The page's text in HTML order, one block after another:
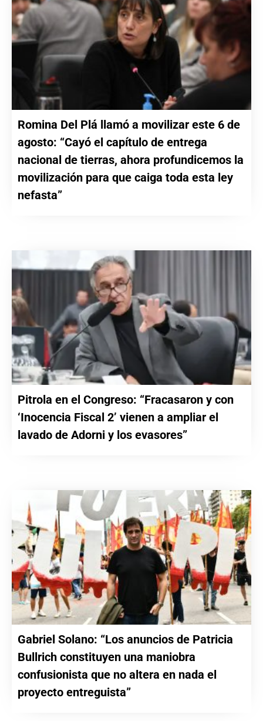
Romina Del Plá llamó a movilizar este 6 de
agosto: “Cayó el capítulo de entrega
nacional de tierras, ahora profundicemos la
movilización para que caiga toda esta ley
nefasta”
Pitrola en el Congreso: “Fracasaron y con
‘Inocencia Fiscal 2’ vienen a ampliar el
lavado de Adorni y los evasores”
Gabriel Solano: “Los anuncios de Patricia
Bullrich constituyen una maniobra
confusionista que no altera en nada el
proyecto entreguista”